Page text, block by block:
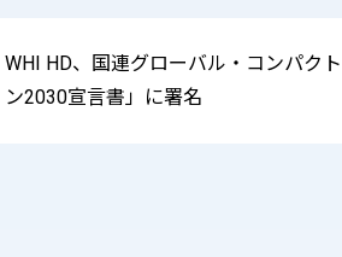
WHI HD、国連グローバル・コンパク
ン2030宣言書」に署名